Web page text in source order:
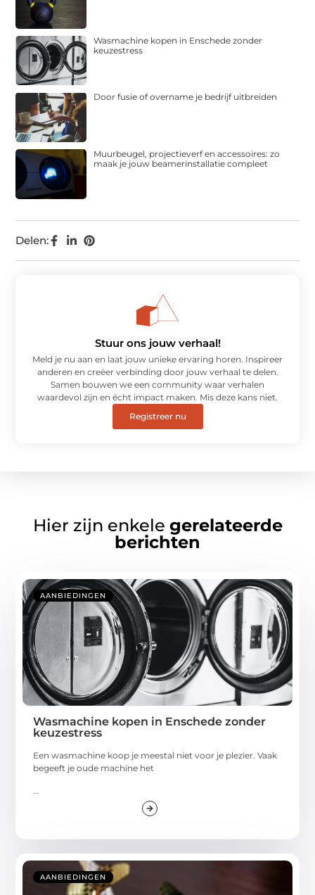
Delen:
Wasmachine kopen in Enschede zonder
keuzestress
Door fusie of overname je bedrijf uitbreiden
Muurbeugel, projectieverf en accessoires: zo
maak je jouw beamerinstallatie compleet
Stuur ons jouw verhaal!
Meld je nu aan en laat jouw unieke ervaring horen. Inspireer
anderen en creëer verbinding door jouw verhaal te delen.
Samen bouwen we een community waar verhalen
waardevol zijn en écht impact maken. Mis deze kans niet.
Registreer nu
Hier zijn enkele gerelateerde
berichten
AANBIEDINGEN
Wasmachine kopen in Enschede zonder
keuzestress
Een wasmachine koop je meestal niet voor je plezier. Vaak
begeeft je oude machine het
...
AANBIEDINGEN